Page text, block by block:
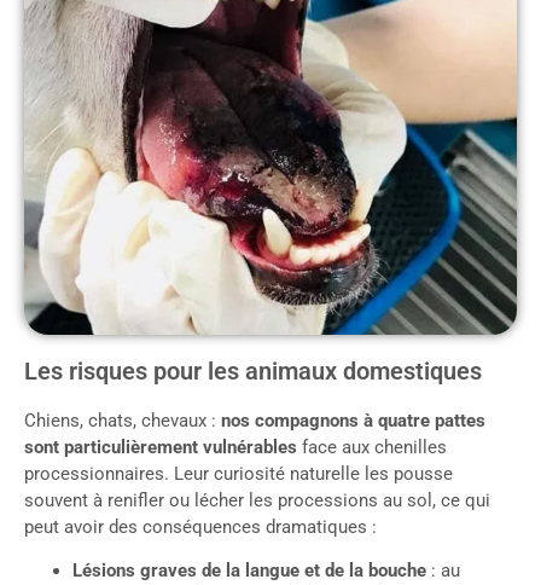
Les risques pour les animaux domestiques
Chiens, chats, chevaux : nos compagnons à quatre pattes
sont particulièrement vulnérables face aux chenilles
processionnaires. Leur curiosité naturelle les pousse
souvent à renifler ou lécher les processions au sol, ce qui
peut avoir des conséquences dramatiques :
Lésions graves de la langue et de la bouche : au